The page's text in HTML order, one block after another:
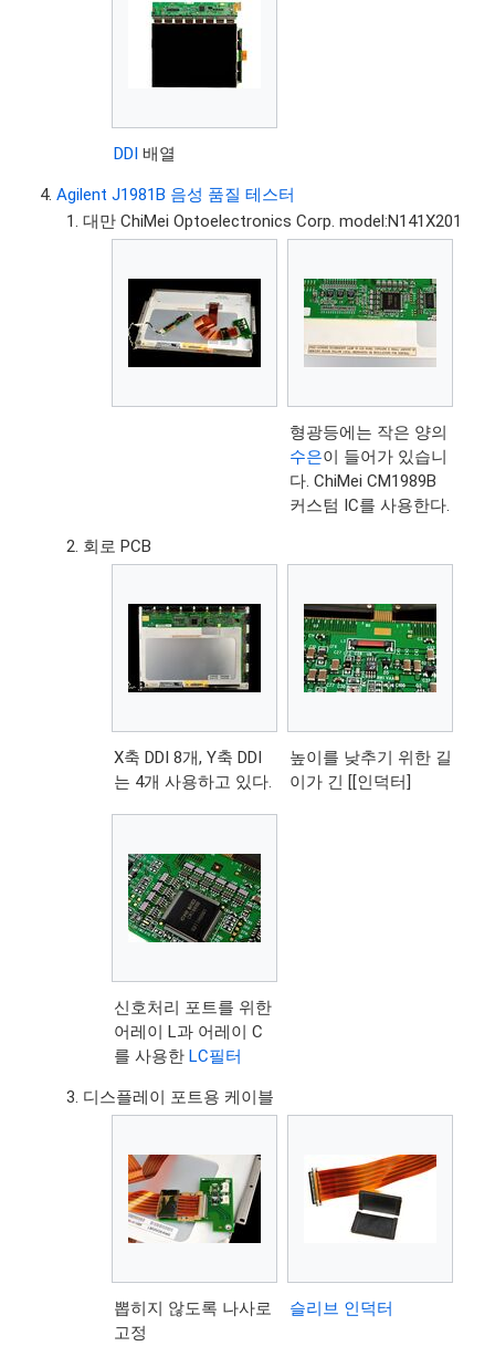
DDI 배열
Agilent J1981B 음성 품질 테스터
대만 ChiMei Optoelectronics Corp. model:N141X201
형광등에는 작은 양의
수은이 들어가 있습니
다. ChiMei CM1989B
커스텀 IC를 사용한다.
회로 PCB
X축 DDI 8개, Y축 DDI
는 4개 사용하고 있다.
높이를 낮추기 위한 길
이가 긴 [[인덕터]
신호처리 포트를 위한
어레이 L과 어레이 C
를 사용한LC필터
디스플레이 포트용 케이블
뽑히지 않도록 나사로
고정
슬리브 인덕터